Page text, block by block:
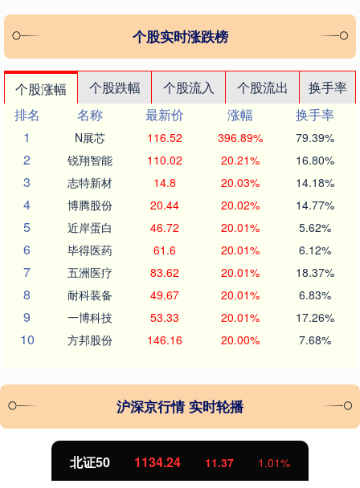
个股实时涨跌榜
个股涨幅 个股跌幅 个股流入 个股流出
换手率
排名
名称 最新价 涨幅
换手率
1
N展芯 116.52 396.89% 79.39%
2 锐翔智能 110.02 20.21% 16.80%
3 志特新材 14.8 20.03% 14.18%
4 博腾股份 20.44 20.02% 14.77%
5 近岸蛋白 46.72 20.01% 5.62%
6 毕得医药 61.6 20.01% 6.12%
7 五洲医疗 83.62 20.01% 18.37%
8 耐科装备 49.67 20.01% 6.83%
9 一博科技 53.33 20.01% 17.26%
10 方邦股份 146.16 20.00% 7.68%
沪深京行情 实时轮播
北证50 1134.24 11.37 1.01%